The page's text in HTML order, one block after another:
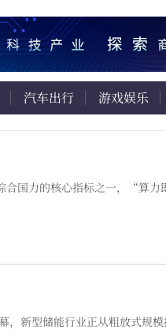
汽车出行 游戏娱乐
国力的核心指标之一，“算力
新型储能行业正从粗放式规